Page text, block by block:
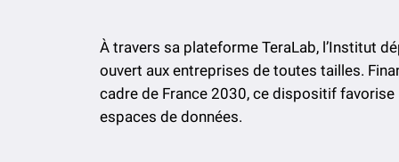
À travers sa plateforme TeraLab, l’Institut
ouvert aux entreprises de toutes tailles.
cadre de France 2030, ce dispositif
espaces de données.